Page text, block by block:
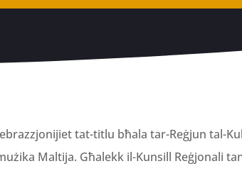
tat-titlu bħala tar-Reġjun tal-
Maltija. Għalekk il-Kunsill Reġjonali